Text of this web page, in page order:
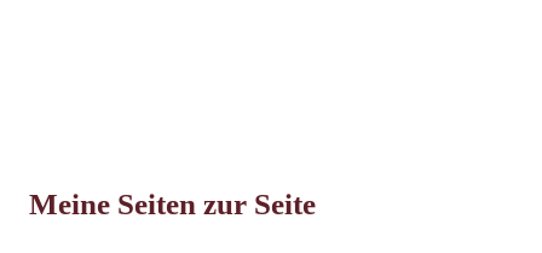
Meine Seiten zur Seite